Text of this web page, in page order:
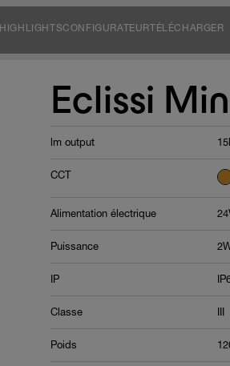
HIGHLIGHTSCONFIGURATEURTÉLÉCHARGER
Eclissi
lm output
CCT
Alimentation électrique
Puissance
IP
Classe
Poids